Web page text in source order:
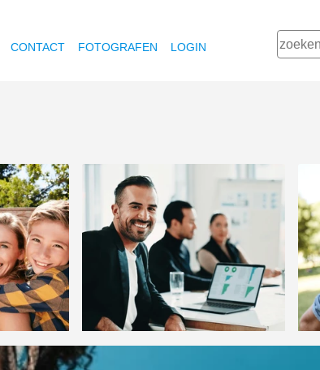
CONTACT FOTOGRAFEN LOGIN